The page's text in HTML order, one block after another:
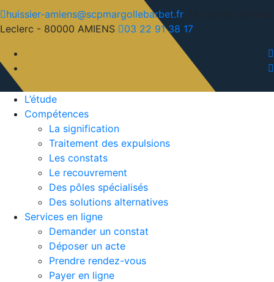
huissier-amiens@scpmargollebarbet.fr
Leclerc - 80000 AMIENS
03 22 91 38 17
L’étude
Compétences
La signification
Traitement des expulsions
Les constats
Le recouvrement
Des pôles spécialisés
Des solutions alternatives
Services en ligne
Demander un constat
Déposer un acte
Prendre rendez-vous
Payer en ligne